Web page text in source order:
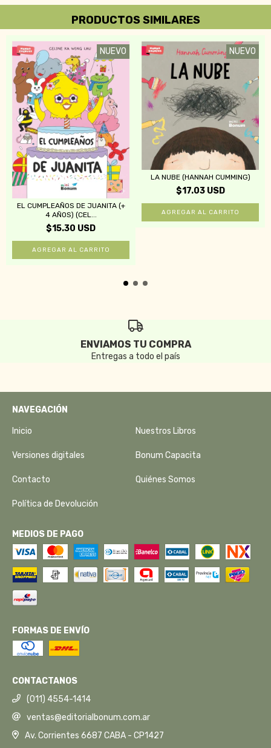
PRODUCTOS SIMILARES
NUEVO
EL CUMPLEAÑOS DE JUANITA (+
4 AÑOS) (CEL...
$15.30 USD
NUEVO
LA NUBE (HANNAH CUMMING)
$17.03 USD
ENVIAMOS TU COMPRA
Entregas a todo el país
NAVEGACIÓN
Inicio Nuestros Libros
Versiones digitales Bonum Capacita
Contacto Quiénes Somos
Política de Devolución
MEDIOS DE PAGO
FORMAS DE ENVÍO
CONTACTANOS
(011) 4554-1414
ventas@editorialbonum.com.ar
Av. Corrientes 6687 CABA - CP1427